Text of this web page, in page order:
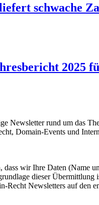
schwache
2025
Newsletter rund um das
Domain-Events und
wir Ihre Daten (Name
dieser
Recht Newsletters auf den